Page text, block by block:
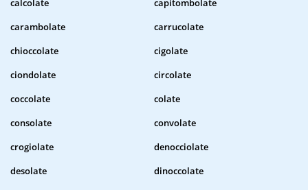
calcolate
capitombolate
carambolate
carrucolate
chioccolate
cigolate
ciondolate
circolate
coccolate
colate
consolate
convolate
crogiolate
denocciolate
desolate
dinoccolate